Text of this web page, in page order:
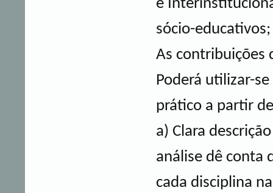
e
sócio-
As contribuições
Poderá utilizar-
prático a partir
a) Clara
análise dê conta
cada disciplina